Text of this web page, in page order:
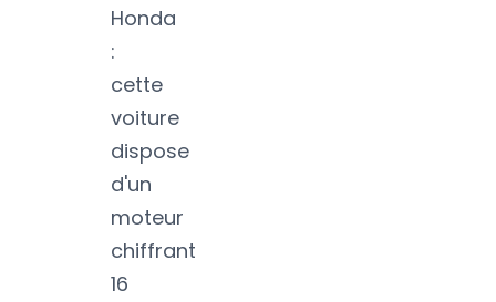
Honda
:
cette
voiture
dispose
d'un
moteur
chiffrant
16